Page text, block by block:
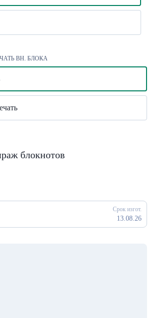
ВН. БЛОКА
блокнотов
Срок изгот.
13.08.26